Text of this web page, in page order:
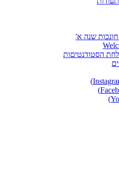
שנה א'
הסטודנטיםות